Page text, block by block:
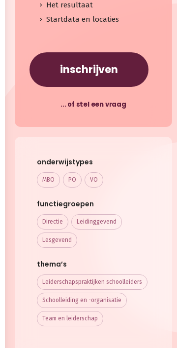
Het resultaat
Startdata en locaties
inschrijven
... of stel een vraag
onderwijstypes
MBO PO VO
functiegroepen
Directie Leidinggevend
Lesgevend
thema’s
Leiderschaps­praktijken schoolleiders
Schoolleiding en -organisatie
Team en leiderschap